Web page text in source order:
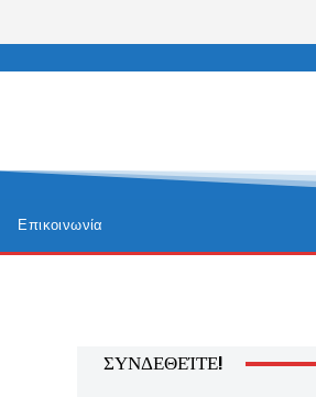
Επικοινωνία
ΣΥΝΔΕΘΕΊΤΕ!